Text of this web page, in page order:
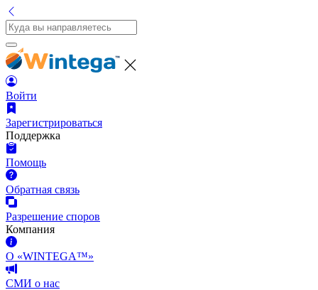
Войти
Зарегистрироваться
Поддержка
Помощь
Обратная связь
Разрешение споров
Компания
О «WINTEGA™»
СМИ о нас